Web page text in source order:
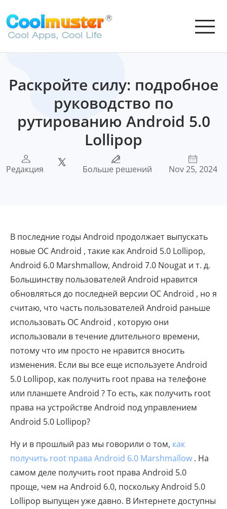
Раскройте силу: подробное
руководство по
рутированию Android 5.0
Lollipop
Редакция Больше решений Nov 25, 2024
В последние годы Android продолжает выпускать
новые ОС Android , такие как Android 5.0 Lollipop,
Android 6.0 Marshmallow, Android 7.0 Nougat и т. д.
Большинству пользователей Android нравится
обновляться до последней версии ОС Android , но я
считаю, что часть пользователей Android раньше
использовать ОС Android , которую они
использовали в течение длительного времени,
потому что им просто не нравится вносить
изменения. Если вы все еще используете Android
5.0 Lollipop, как получить root права на телефоне
или планшете Android ? То есть, как получить root
права на устройстве Android под управлением
Android 5.0 Lollipop?
Ну и в прошлый раз мы говорили о том, как
получить root права Android 6.0 Marshmallow . На
самом деле получить root права Android 5.0
проще, чем на Android 6.0, поскольку Android 5.0
Lollipop выпущен уже давно. В Интернете доступны